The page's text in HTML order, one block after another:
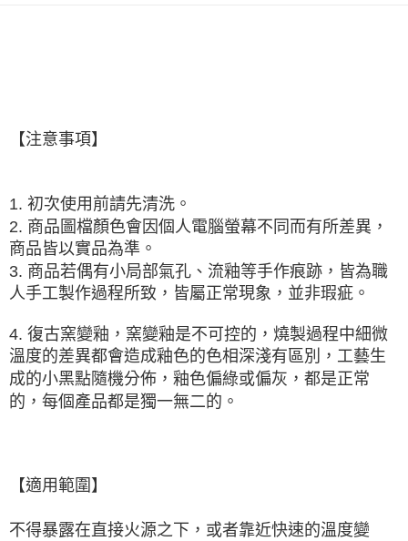
客戶支援中心」
易，需依本服務之必要範圍內提供個人資料，並將交易相關給付款項請求債
權轉讓予恩沛科技股份有限公司。
２．關於個人資料處理事宜，請瀏覽以下網址：
https://aftee.tw/terms/#terms3
３．未成年的使用者請事先徵得法定代理人或監護人之同意方可使用
「AFTEE先享後付」，若未經同意申辦者引起之損失，本公司不負相關責
任。
時審查核予不同之上限額度；若仍有額度不足之情形，本公司將視審查結果
請求用戶進行身份認證。
５．嚴禁一人註冊多個帳號或使用他人資訊註冊。若發現惡意使用之情形，
恩沛科技股份有限公司將有權停止該用戶之使用額度並採取法律行動。
【注意事項】
1. 初次使用前請先清洗。
2. 商品圖檔顏色會因個人電腦螢幕不同而有所差異，
商品皆以實品為準。
3. 商品若偶有小局部氣孔、流釉等手作痕跡，皆為職
人手工製作過程所致，皆屬正常現象，並非瑕疵。
4. 復古窯變釉，窯變釉是不可控的 ，燒製過程中細微
溫度的差異都會造成釉色的色相深淺有區別，工藝生
成的小黑點隨機分佈，釉色偏綠或偏灰，都是正常
的，每個產品都是獨一無二的。
【適用範圍】
不得暴露在直接火源之下，或者靠近快速的溫度變